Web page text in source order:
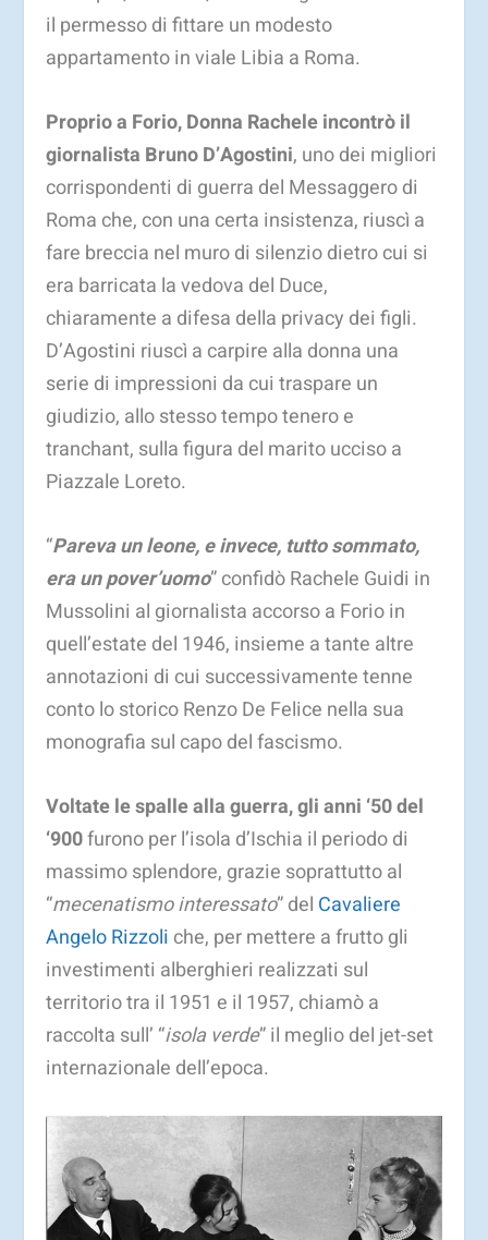
il permesso di fittare un modesto
appartamento in viale Libia a Roma.
Proprio a Forio, Donna Rachele incontrò il
giornalista Bruno D’Agostini, uno dei migliori
corrispondenti di guerra del Messaggero di
Roma che, con una certa insistenza, riuscì a
fare breccia nel muro di silenzio dietro cui si
era barricata la vedova del Duce,
chiaramente a difesa della privacy dei figli.
D’Agostini riuscì a carpire alla donna una
serie di impressioni da cui traspare un
giudizio, allo stesso tempo tenero e
tranchant, sulla figura del marito ucciso a
Piazzale Loreto.
“Pareva un leone, e invece, tutto sommato,
era un pover’uomo” confidò Rachele Guidi in
Mussolini al giornalista accorso a Forio in
quell’estate del 1946, insieme a tante altre
annotazioni di cui successivamente tenne
conto lo storico Renzo De Felice nella sua
monografia sul capo del fascismo.
Voltate le spalle alla guerra, gli anni ‘50 del
‘900furono per l’isola d’Ischia il periodo di
massimo splendore, grazie soprattutto al
“mecenatismo interessato” del Cavaliere
Angelo Rizzoli che, per mettere a frutto gli
investimenti alberghieri realizzati sul
territorio tra il 1951 e il 1957, chiamò a
raccolta sull’ “isola verde” il meglio del jet-set
internazionale dell’epoca.